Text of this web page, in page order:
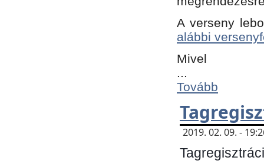
A verseny
alábbi
Mivel
...
Tovább
2019. 02. 09. -